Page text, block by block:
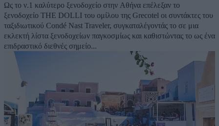
Ως το ν.1 καλύτερο ξενοδοχείο στην Αθήνα επέλεξαν το
ξενοδοχείο ΤΗΕ DOLLI του ομίλου της Grecotel οι συντάκτες του
ταξιδιωτικού Condé Nast Traveler, συγκαταλέγοντάς το σε μια
εκλεκτή λίστα ξενοδοχείων παγκοσμίως και καθιστώντας το ως ένα
επιδραστικό διεθνές σημείο...